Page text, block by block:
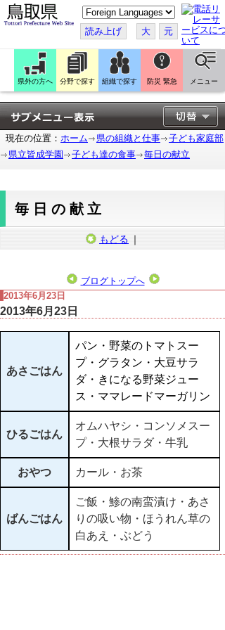
こ
の
ペ
ー
ジ
翻
訳
す
る
読み上げ 大 元
県外の方へ 分野で探す 組織で探す 防災 緊急 メニュー
現在の位置： ホーム 県の組織と仕事
子ども家庭部
県立皆成学園
子ども達の食事 毎日の献立
毎日の献立
もどる ｜
ブログトップへ
2013年6月23日
2013年6月23日
あさごはん
パン・野菜のトマトスー
プ・グラタン・大豆サラ
ダ・きになる野菜ジュー
ス・ママレードマーガリン
ひるごはん
オムハヤシ・コンソメスー
プ・大根サラダ・牛乳
おやつ カール・お茶
ばんごはん
ご飯・鯵の南蛮漬け・あさ
りの吸い物・ほうれん草の
白あえ・ぶどう